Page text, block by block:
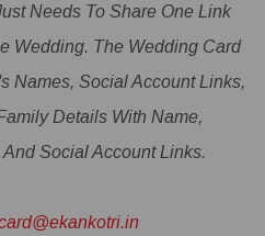
Needs To Share One Link
Wedding. The Wedding Card
Names, Social Account Links,
Details With Name,
Social Account Links.